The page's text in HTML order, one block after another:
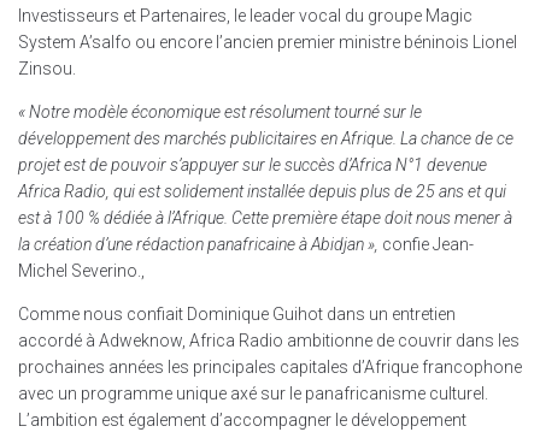
Investisseurs et Partenaires, le leader vocal du groupe Magic
System A’salfo ou encore l’ancien premier ministre béninois Lionel
Zinsou.
« Notre modèle économique est résolument tourné sur le
développement des marchés publicitaires en Afrique. La chance de ce
projet est de pouvoir s’appuyer sur le succès d’Africa N°1 devenue
Africa Radio, qui est solidement installée depuis plus de 25 ans et qui
est à 100 % dédiée à l’Afrique. Cette première étape doit nous mener à
la création d’une rédaction panafricaine à Abidjan », confie Jean-
Michel Severino.,
Comme nous confiait Dominique Guihot dans un entretien
accordé à Adweknow, Africa Radio ambitionne de couvrir dans les
prochaines années les principales capitales d’Afrique francophone
avec un programme unique axé sur le panafricanisme culturel.
L’ambition est également d’accompagner le développement